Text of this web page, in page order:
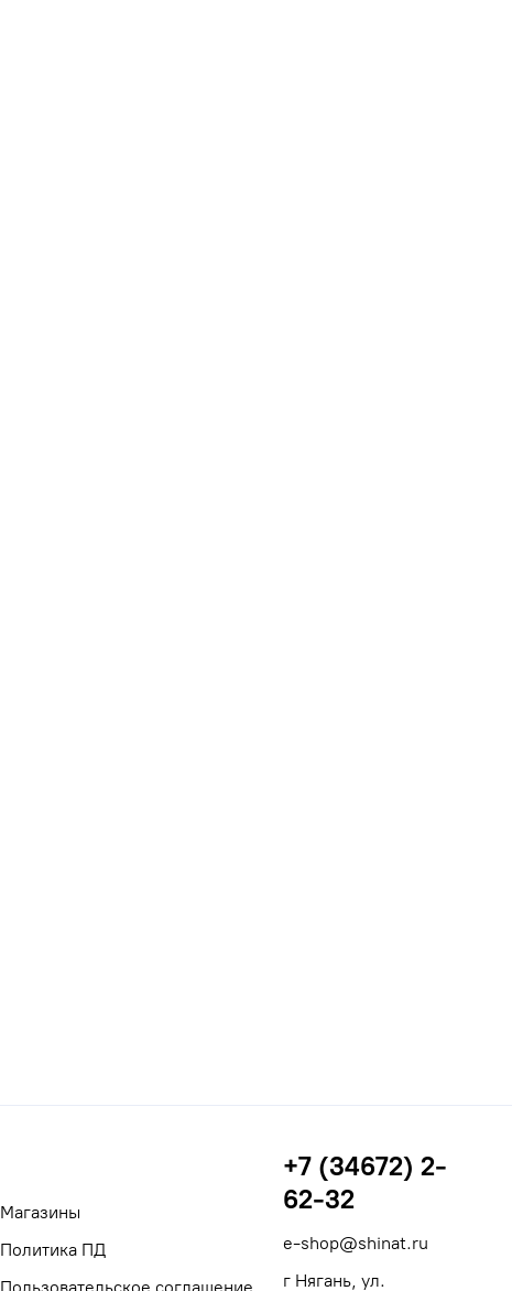
Магазины
Политика ПД
+7 (34672) 2-
62-32
e-shop@shinat.ru
г Нягань, ул.